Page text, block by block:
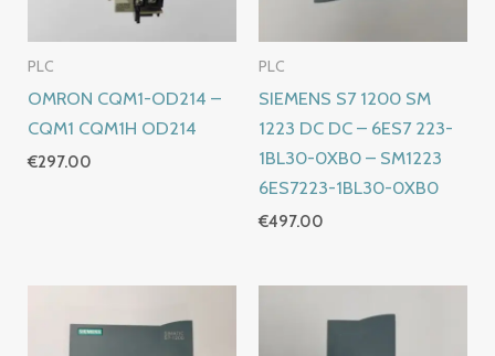
PLC
OMRON CQM1-OD214 –
CQM1 CQM1H OD214
€297.00
PLC
SIEMENS S7 1200 SM
1223 DC DC – 6ES7 223-
1BL30-0XB0 – SM1223
6ES7223-1BL30-0XB0
€497.00